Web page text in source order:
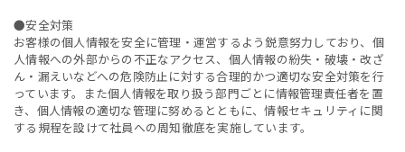
●安全対策
お客様の個人情報を安全に管理・運営するよう鋭意努力しており、個
人情報への外部からの不正なアクセス、個人情報の紛失・破壊・改ざ
ん・漏えいなどへの危険防止に対する合理的かつ適切な安全対策を行
っています。また個人情報を取り扱う部門ごとに情報管理責任者を置
き、個人情報の適切な管理に努めるとともに、情報セキュリティに関
する規程を設けて社員への周知徹底を実施しています。